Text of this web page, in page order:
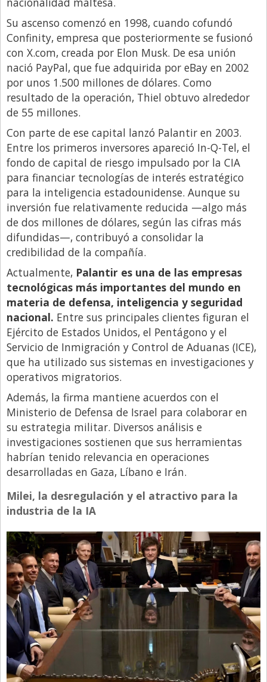
Su ascenso comenzó en 1998, cuando cofundó
Confinity, empresa que posteriormente se fusionó
con X.com, creada por Elon Musk. De esa unión
nació PayPal, que fue adquirida por eBay en 2002
por unos 1.500 millones de dólares. Como
resultado de la operación, Thiel obtuvo alrededor
de 55 millones.
Con parte de ese capital lanzó Palantir en 2003.
Entre los primeros inversores apareció In-Q-Tel, el
fondo de capital de riesgo impulsado por la CIA
para financiar tecnologías de interés estratégico
para la inteligencia estadounidense. Aunque su
inversión fue relativamente reducida —algo más
de dos millones de dólares, según las cifras más
difundidas—, contribuyó a consolidar la
credibilidad de la compañía.
Actualmente, Palantir es una de las empresas
tecnológicas más importantes del mundo en
materia de defensa, inteligencia y seguridad
nacional. Entre sus principales clientes figuran el
Ejército de Estados Unidos, el Pentágono y el
Servicio de Inmigración y Control de Aduanas (ICE),
que ha utilizado sus sistemas en investigaciones y
operativos migratorios.
Además, la firma mantiene acuerdos con el
Ministerio de Defensa de Israel para colaborar en
su estrategia militar. Diversos análisis e
investigaciones sostienen que sus herramientas
habrían tenido relevancia en operaciones
desarrolladas en Gaza, Líbano e Irán.
Milei, la desregulación y el atractivo para la
industria de la IA